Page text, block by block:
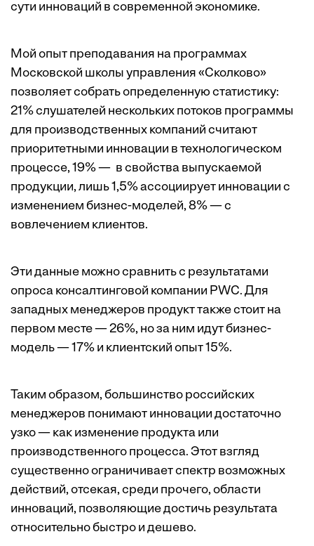
сути инноваций в современной экономике.
Мой опыт преподавания на программах
Московской школы управления «Сколково»
позволяет собрать определенную статистику:
21% слушателей нескольких потоков программы
для производственных компаний считают
приоритетными инновации в технологическом
процессе, 19% — в свойства выпускаемой
продукции, лишь 1,5% ассоциирует инновации с
изменением бизнес-моделей, 8% — с
вовлечением клиентов.
Эти данные можно сравнить с результатами
опроса консалтинговой компании PWC. Для
западных менеджеров продукт также стоит на
первом месте — 26%, но за ним идут бизнес-
модель — 17% и клиентский опыт 15%.
Таким образом, большинство российских
менеджеров понимают инновации достаточно
узко — как изменение продукта или
производственного процесса. Этот взгляд
существенно ограничивает спектр возможных
действий, отсекая, среди прочего, области
инноваций, позволяющие достичь результата
относительно быстро и дешево.